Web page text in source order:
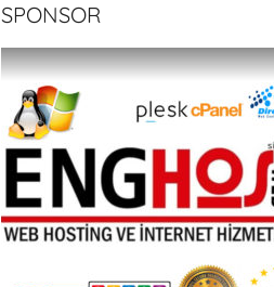
SPONSOR